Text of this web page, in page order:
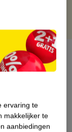
ervaring te
makkelijker te
aanbiedingen